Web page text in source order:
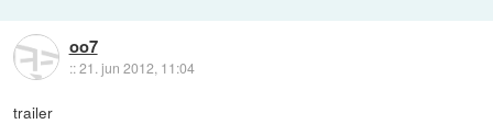
oo7
::21. jun 2012, 11:04
trailer